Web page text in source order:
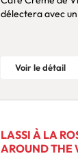
délectera avec
Voir le détail
LASSI À LA
AROUND THE